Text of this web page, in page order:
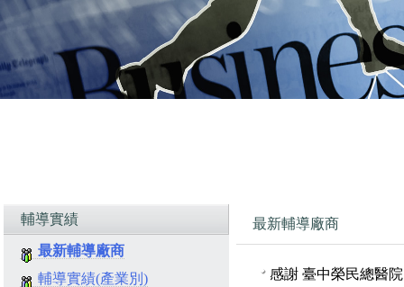
輔導實績
最新輔導廠商
輔導實績(產業別)
最新輔導廠商
感謝 臺中榮民總醫